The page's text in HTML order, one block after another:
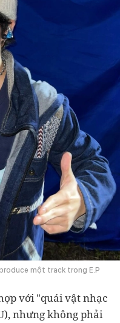
một track trong E.P
với "quái vật nhạc
nhưng không phải